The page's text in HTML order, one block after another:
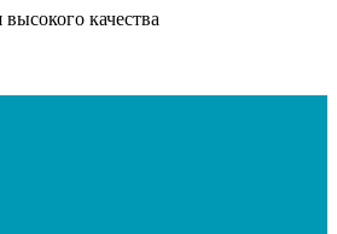
качества